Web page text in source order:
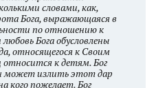
словами, как,
Бога, выражающаяся в
по отношению к
Бога обусловлены
относящегося к Своим
к детям. Бог
может излить этот дар
кого пожелает. Бог